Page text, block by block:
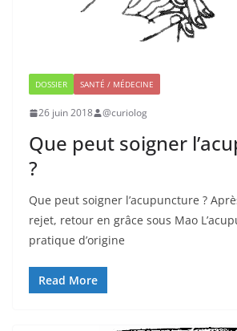
DOSSIER SANTÉ / MÉDECINE
26 juin 2018 @curiolog
Que peut soigner
?
Que peut soigner l’acupuncture ?
rejet, retour en grâce sous Mao
pratique d’origine
Read More